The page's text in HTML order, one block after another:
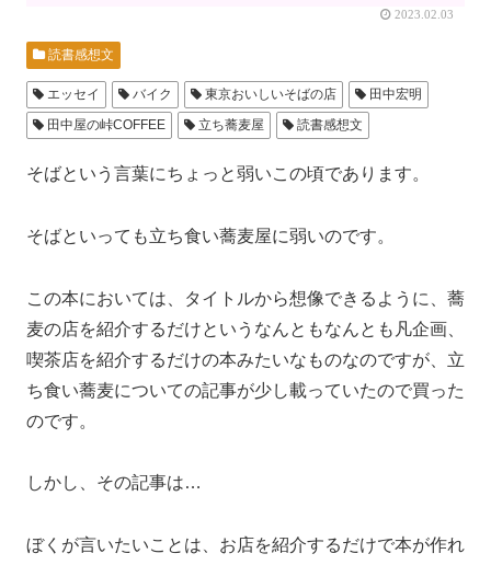
2023.02.03
読書感想文
エッセイ バイク 東京おいしいそばの店
田中宏明
田中屋の峠COFFEE
立ち蕎麦屋 読書感想文
そばという言葉にちょっと弱いこの頃であります。
そばといっても立ち食い蕎麦屋に弱いのです。
この本においては、タイトルから想像できるように、蕎
麦の店を紹介するだけというなんともなんとも凡企画、
喫茶店を紹介するだけの本みたいなものなのですが、立
ち食い蕎麦についての記事が少し載っていたので買った
のです。
しかし、その記事は…
ぼくが言いたいことは、お店を紹介するだけで本が作れ